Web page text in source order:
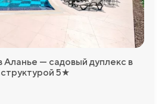
Аланье — садовый дуплекс в
5★